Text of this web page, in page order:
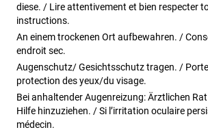
diese. / Lire attentivement et bien respecter
instructions.
An einem trockenen Ort aufbewahren. /
endroit sec.
Augenschutz/ Gesichtsschutz tragen. /
protection des yeux/du visage.
Bei anhaltender Augenreizung: Ärztlichen
Hilfe hinzuziehen. / Si l’irritation oculaire
médecin.